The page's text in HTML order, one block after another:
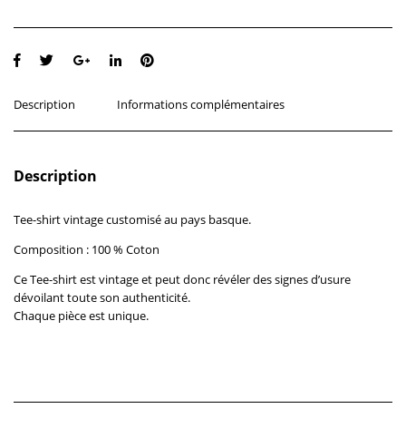
Description Informations complémentaires
Description
Tee-shirt vintage customisé au pays basque.
Composition : 100 % Coton
Ce Tee-shirt est vintage et peut donc révéler des signes d’usure
dévoilant toute son authenticité.
Chaque pièce est unique.